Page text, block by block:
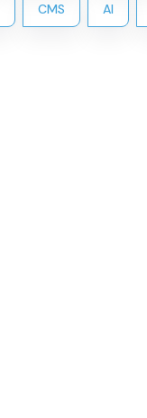
CMS AI